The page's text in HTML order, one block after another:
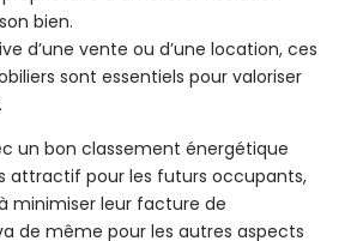
bien.
d’une vente ou d’une location, ces
sont essentiels pour valoriser
un bon classement énergétique
attractif pour les futurs occupants,
minimiser leur facture de
de même pour les autres aspects